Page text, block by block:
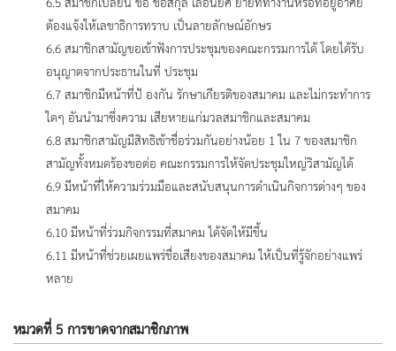
ต้องแจ้งให้เลขาธิการทราบ เป็นลายลักษณ์อักษร
6.6 สมาชิกสามัญขอเข้าฟังการประชุมของคณะกรรมการได้ โดยได้รับ
อนุญาตจากประธานในที่ ประชุม
6.7 สมาชิกมีหน้าที่ป้ องกัน รักษาเกียรติของสมาคม และไม่กระทำการ
ใดๆ อันนำมาซึ่งความ เสียหายแก่มวลสมาชิกและสมาคม
6.8 สมาชิกสามัญมีสิทธิเข้าชื่อร่วมกันอย่างน้อย 1 ใน 7 ของสมาชิก
สามัญทั้งหมดร้องขอต่อ คณะกรรมการให้จัดประชุมใหญ่วิสามัญได้
6.9 มีหน้าที่ให้ความร่วมมือและสนับสนุนการดำเนินกิจการต่างๆ ของ
สมาคม
6.10 มีหน้าที่ร่วมกิจกรรมที่สมาคม ได้จัดให้มีขึ้น
6.11 มีหน้าที่ช่วยเผยแพร่ชื่อเสียงของสมาคม ให้เป็นที่รู้จักอย่างแพร่
หลาย
หมวดที่ 5 การขาดจากสมาชิกภาพ